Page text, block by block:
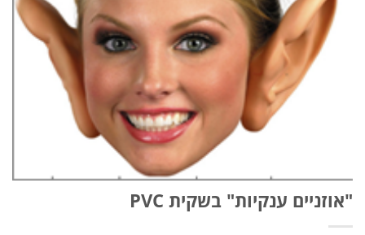
"אוזניים ענקיות" בשקית PVC